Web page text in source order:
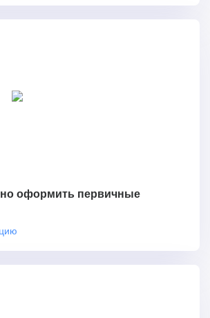
оформить первичные